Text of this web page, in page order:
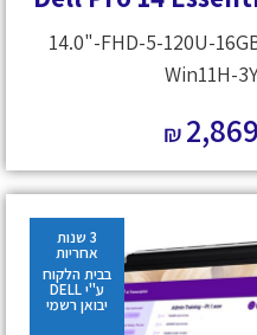
14.0"-FHD-5-120U-
Win11H-
₪2,869
3 שנות
אחריות
בבית הלקוח
ע"י DELL
יבואן רשמי